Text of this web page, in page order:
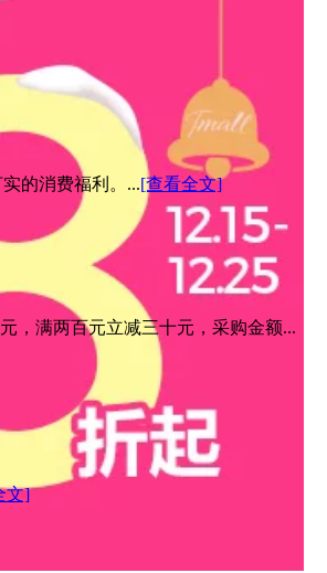
的消费福利。...[查看全文]
，满两百元立减三十元，采购金额...
文]